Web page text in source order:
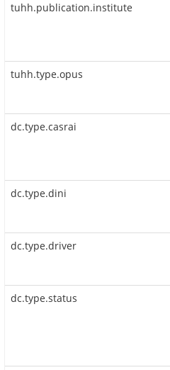
tuhh.publication.institute
tuhh.type.opus
dc.type.casrai
dc.type.dini
dc.type.driver
dc.type.status